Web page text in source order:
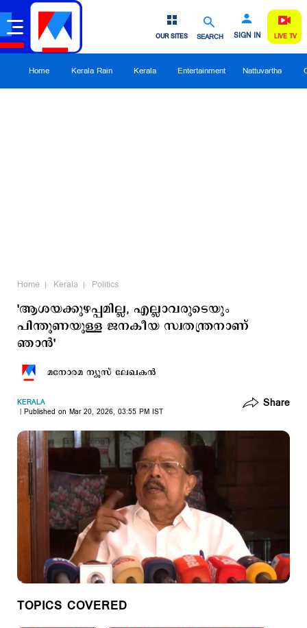
SEARCH SIGN IN
OUR SITES LIVE TV
Home Kerala Rain Kerala Entertainment Nattuvartha
Home Kerala Politics
'ആശയക്കുഴപ്പമില്ല, എല്ലാവരുടെയും
പിന്തുണയുള്ള ജനകീയ സ്വതന്ത്രനാണ്
ഞാന്‍'
മനോരമ ന്യൂസ് ലേഖകന്‍
KERALA
Published on Mar 20, 2026, 03:55 PM IST
Share
TOPICS COVERED